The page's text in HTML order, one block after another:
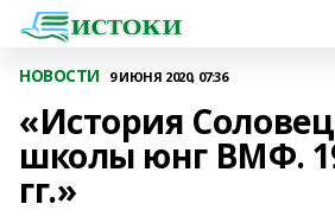
НОВОСТИ 9 ИЮНЯ 2020, 07:36
«История
школы юнг ВМФ.
гг.»